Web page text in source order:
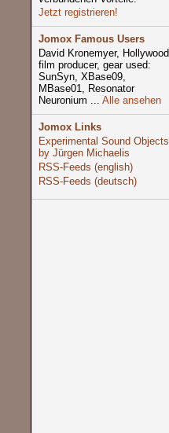
Jetzt registrieren!
Jomox Famous Users
David Kronemyer, Hollywood
film producer, gear used:
SunSyn, XBase09,
MBase01, Resonator
Neuronium ... Alle ansehen
Jomox Links
Experimental Sound Objects
by Jürgen Michaelis
RSS-Feeds (english)
RSS-Feeds (deutsch)